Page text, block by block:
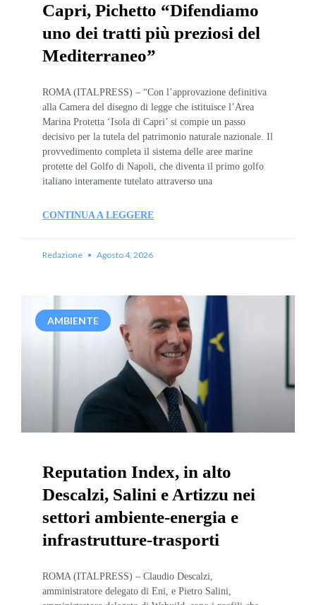
Capri, Pichetto “Difendiamo
uno dei tratti più preziosi del
Mediterraneo”
ROMA (ITALPRESS) – “Con l’approvazione definitiva
alla Camera del disegno di legge che istituisce l’Area
Marina Protetta ‘Isola di Capri’ si compie un passo
decisivo per la tutela del patrimonio naturale nazionale. Il
provvedimento completa il sistema delle aree marine
protette del Golfo di Napoli, che diventa il primo golfo
italiano interamente tutelato attraverso una
CONTINUA A LEGGERE
Redazione Agosto 4, 2026
AMBIENTE
Reputation Index, in alto
Descalzi, Salini e Artizzu nei
settori ambiente-energia e
infrastrutture-trasporti
ROMA (ITALPRESS) – Claudio Descalzi,
amministratore delegato di Eni, e Pietro Salini,